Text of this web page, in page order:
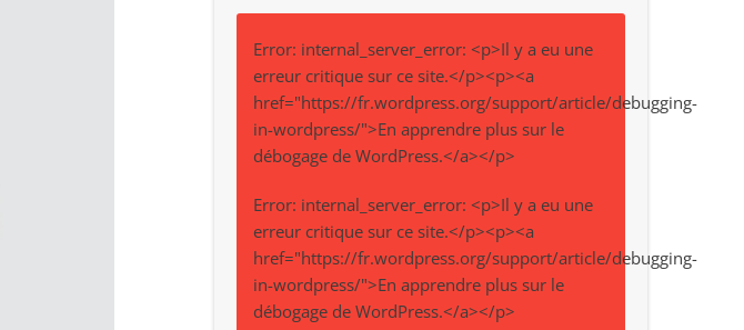
Error: internal_server_error: <p>Il y a eu une
erreur critique sur ce site.</p><p><a
href="https://fr.wordpress.org/support/article/debugging-
in-wordpress/">En apprendre plus sur le
débogage de WordPress.</a></p>
Error: internal_server_error: <p>Il y a eu une
erreur critique sur ce site.</p><p><a
href="https://fr.wordpress.org/support/article/debugging-
in-wordpress/">En apprendre plus sur le
débogage de WordPress.</a></p>